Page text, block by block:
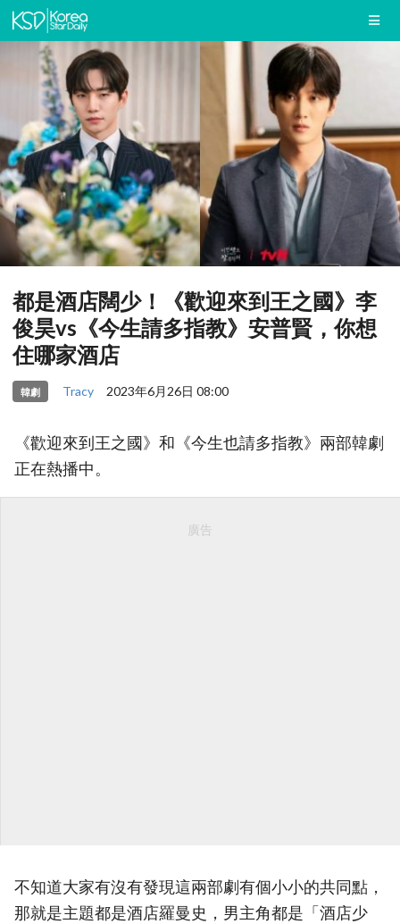
都是酒店闊少！《歡迎來到王之國》李
俊昊vs《今生請多指教》安普賢，你想
住哪家酒店
韓劇 Tracy 2023年6月26日 08:00
《歡迎來到王之國》和《今生也請多指教》兩部韓劇
正在熱播中。
廣告
不知道大家有沒有發現這兩部劇有個小小的共同點，
那就是主題都是酒店羅曼史，男主角都是「酒店少